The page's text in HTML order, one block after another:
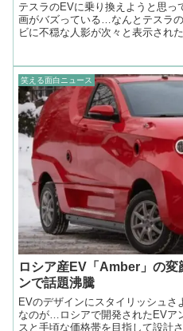
テスラのEVに乗り換えようと思っ
画がバズっている…なんとテスラ
ビに不穏な人影が次々と表示され
笑える面白ニュース
ロシア産EV「Amber」の変
ンで話題沸騰
EVのデザインにスタイリッシュ
なのが…ロシアで開発されたEVア
スと手頃な価格帯を目指して設計